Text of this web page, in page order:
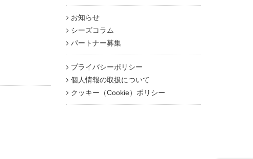
お知らせ
シーズコラム
パートナー募集
プライバシーポリシー
個人情報の取扱について
クッキー（Cookie）ポリシー